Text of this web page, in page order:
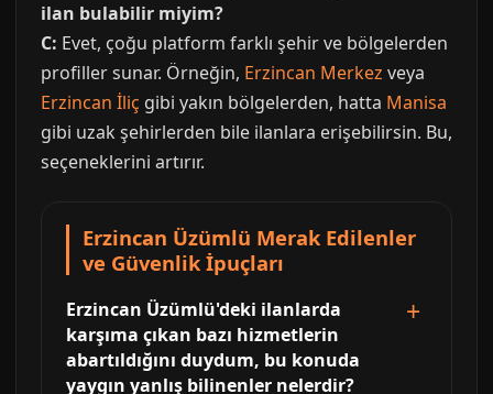
ilan bulabilir miyim?
C: Evet, çoğu platform farklı şehir ve bölgelerden
profiller sunar. Örneğin, Erzincan Merkez veya
Erzincan İliç gibi yakın bölgelerden, hatta Manisa
gibi uzak şehirlerden bile ilanlara erişebilirsin. Bu,
seçeneklerini artırır.
Erzincan Üzümlü Merak Edilenler
ve Güvenlik İpuçları
Erzincan Üzümlü'deki ilanlarda
karşıma çıkan bazı hizmetlerin
abartıldığını duydum, bu konuda
yaygın yanlış bilinenler nelerdir?